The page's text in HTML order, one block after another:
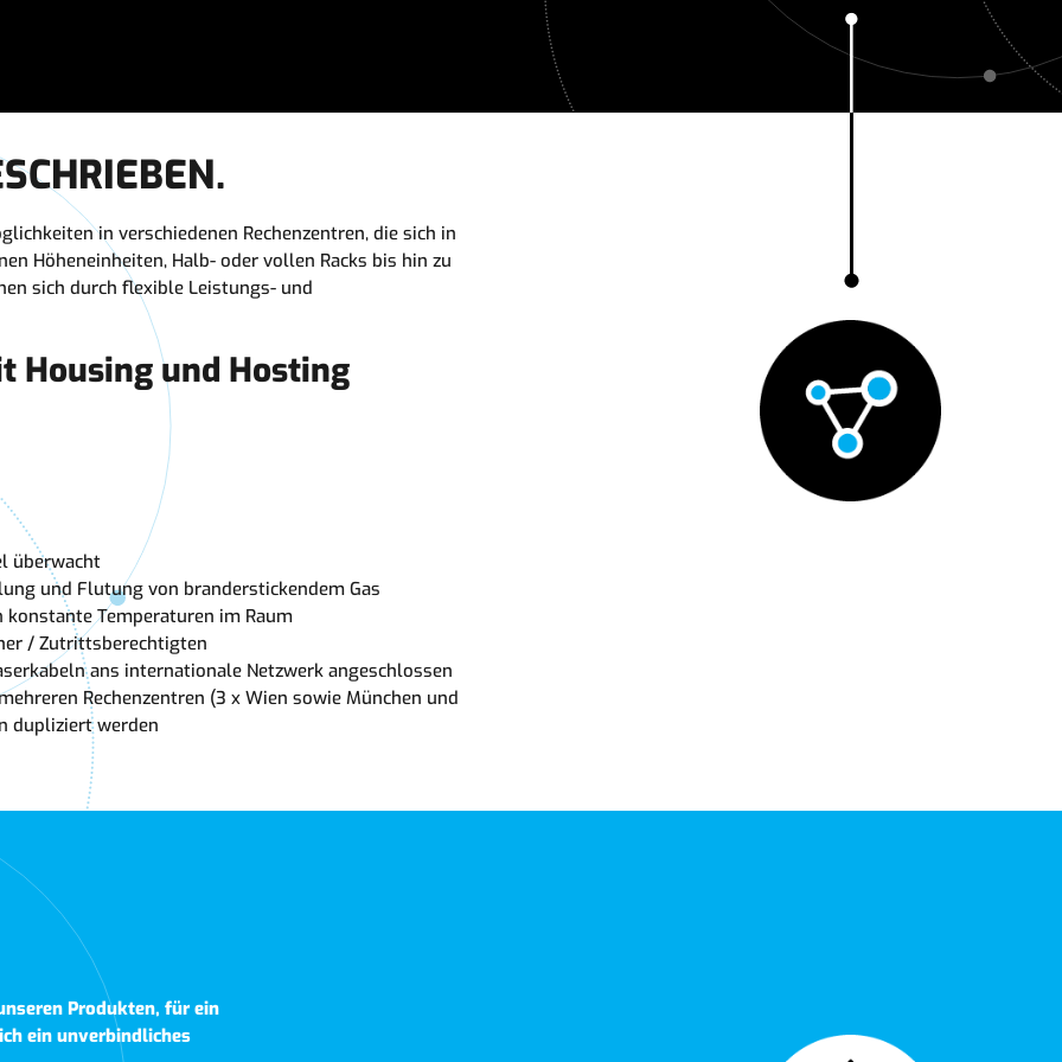
in verschiedenen Rechenzentren, die sich in
Höheneinheiten, Halb- oder vollen Racks bis hin zu
sich durch flexible Leistungs- und
Housing und Hosting
überwacht
und Flutung von branderstickendem Gas
Temperaturen im Raum
/ Zutrittsberechtigten
ans internationale Netzwerk angeschlossen
Rechenzentren (3 x Wien sowie München und
dupliziert werden
Produkten, für ein
ein unverbindliches